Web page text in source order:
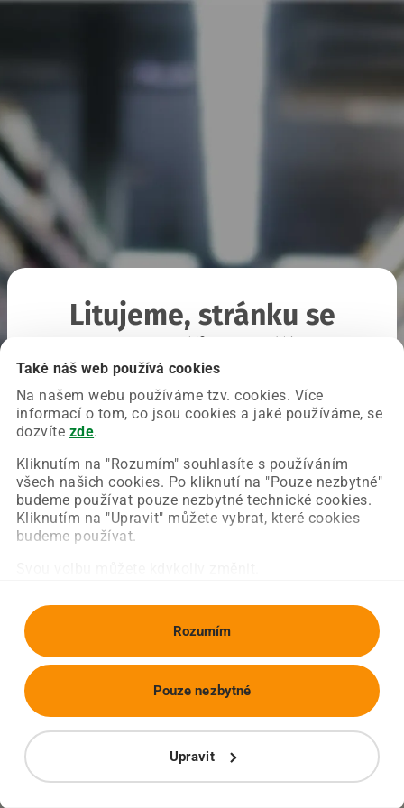
Také náš web používá cookies
Na našem webu používáme tzv. cookies. Více
informací o tom, co jsou cookies a jaké používáme, se
dozvíte zde.
Kliknutím na "Rozumím" souhlasíte s používáním
všech našich cookies. Po kliknutí na "Pouze nezbytné"
budeme používat pouze nezbytné technické cookies.
Kliknutím na "Upravit" můžete vybrat, které cookies
budeme používat.
Rozumím
Upravit
Pouze nezbytné
Litujeme, stránku se
Chyba nastala na naší straně a už ji opravujeme.
Zkuste prosím znovu načíst požadovanou stránku.
Obnovit stránku Úvodní strana